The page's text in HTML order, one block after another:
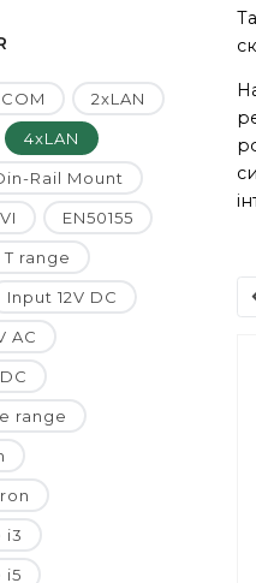
2xLAN
4xLAN
Rail Mount
EN50155
range
Input 12V DC
AC
range
i3
i5